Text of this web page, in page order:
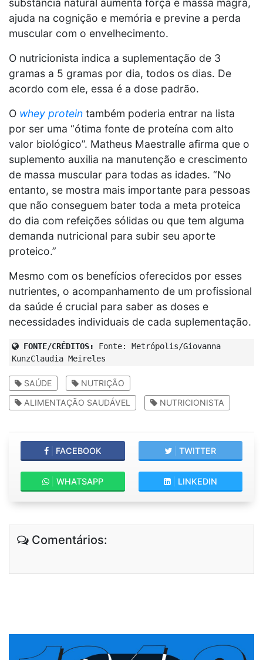
substância natural aumenta força e massa magra,
ajuda na cognição e memória e previne a perda
muscular com o envelhecimento.
O nutricionista indica a suplementação de 3
gramas a 5 gramas por dia, todos os dias. De
acordo com ele, essa é a dose padrão.
O whey protein também poderia entrar na lista
por ser uma “ótima fonte de proteína com alto
valor biológico”. Matheus Maestralle afirma que o
suplemento auxilia na manutenção e crescimento
de massa muscular para todas as idades. “No
entanto, se mostra mais importante para pessoas
que não conseguem bater toda a meta proteica
do dia com refeições sólidas ou que tem alguma
demanda nutricional para subir seu aporte
proteico.”
Mesmo com os benefícios oferecidos por esses
nutrientes, o acompanhamento de um profissional
da saúde é crucial para saber as doses e
necessidades individuais de cada suplementação.
FONTE/CRÉDITOS:
Fonte: Metrópolis/Giovanna
KunzClaudia Meireles
SAÚDE
NUTRIÇÃO
ALIMENTAÇÃO SAUDÁVEL
NUTRICIONISTA
FACEBOOK TWITTER
WHATSAPP LINKEDIN
Comentários: